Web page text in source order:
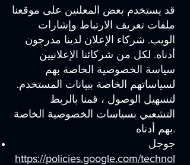
قد يستخدم بعض المعلنين على موقعنا
ملفات تعريف الارتباط وإشارات
الويب. شركاء الإعلان لدينا مدرجون
أدناه. لكل من شركائنا الإعلانيين
سياسة الخصوصية الخاصة بهم
لسياساتهم الخاصة ببيانات المستخدم.
لتسهيل الوصول ، قمنا بالربط
التشعبي بسياسات الخصوصية الخاصة
بهم أدناه.
جوجل
https://policies.google.com/technol